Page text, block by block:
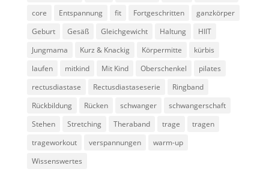
core
Entspannung fit Fortgeschritten
ganzkörper
Geburt
Gesäß Gleichgewicht Haltung
HIIT
Jungmama
Kurz & Knackig Körpermitte
kürbis
laufen
mitkind Mit Kind Oberschenkel
pilates
rectusdiastase
Rectusdiastaseserie
Ringband
Rückbildung
Rücken schwanger
schwangerschaft
Stehen
Stretching Theraband trage
tragen
trageworkout
verspannungen
warm-up
Wissenswertes